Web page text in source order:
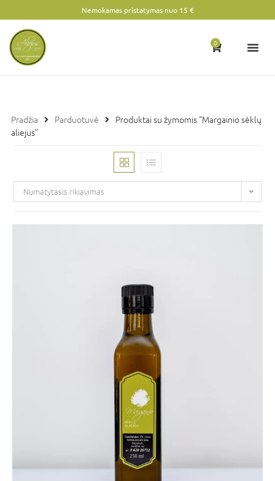
Nemokamas pristatymas nuo 15 €
0
Pradžia Parduotuvė
Produktai su žymomis “Margainio sėklų
aliejus”
Numatytasis rikiavimas